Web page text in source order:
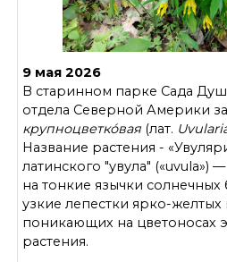
9 мая 2026
В старинном парке Сада
отдела Северной Америки
крупноцветко́вая (лат.
Название растения -
латинского "увула" («uvula»)
на тонкие язычки
узкие лепестки ярко-желтых
поникающих на цветоносах
растения.